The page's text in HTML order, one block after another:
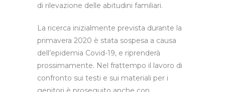
di rilevazione delle abitudini familiari.
La ricerca inizialmente prevista durante la
primavera 2020 è stata sospesa a causa
dell’epidemia Covid-19, e riprenderà
prossimamente. Nel frattempo il lavoro di
confronto sui testi e sui materiali per i